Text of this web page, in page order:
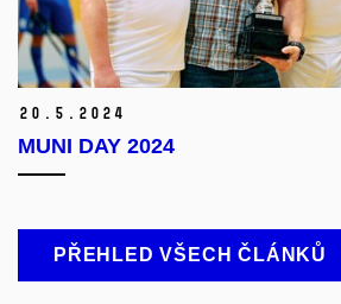
20. 5. 2024
MUNI DAY 2024
PŘEHLED VŠECH ČLÁNKŮ